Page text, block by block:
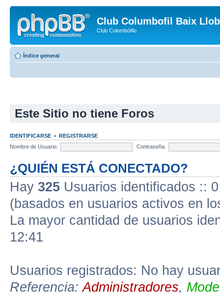
Club Columbofil Baix
Club Colombófilo
Índice general
Este Sitio no tiene Foros
IDENTIFICARSE • REGISTRARSE
Nombre de Usuario:
Contraseña:
¿QUIÉN ESTÁ CONECTADO?
Hay 325 Usuarios identificados ::
(basados en usuarios activos en
La mayor cantidad de usuarios
12:41
Usuarios registrados: No hay
Referencia:Administradores,